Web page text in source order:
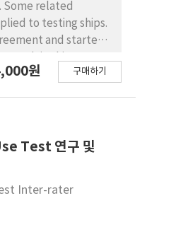
Some related
to testing ships.
and started
an observer
원 구매하기
Test 연구 및
Inter-rater